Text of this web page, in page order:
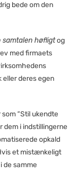
bede om den
samtalen høfligtog
med firmaets
eller deres egen
“Stil ukendte
dem i indstillingerne
opkald
et mistænkeligt
de samme